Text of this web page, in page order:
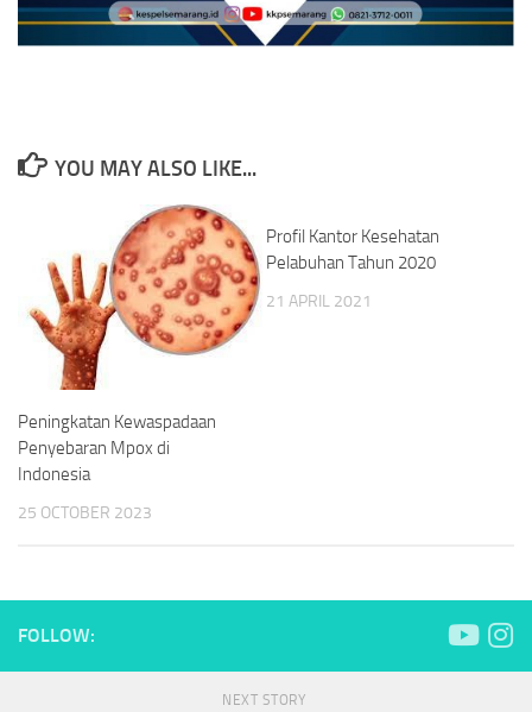
YOU MAY ALSO LIKE...
Peningkatan Kewaspadaan
Penyebaran Mpox di
Indonesia
25 OCTOBER 2023
Profil Kantor Kesehatan
Pelabuhan Tahun 2020
21 APRIL 2021
FOLLOW:
NEXT STORY